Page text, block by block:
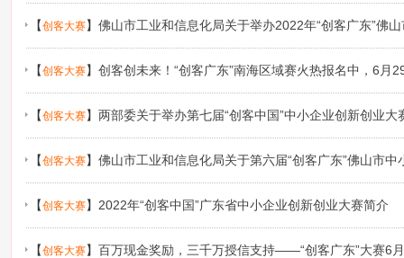
【创客大赛】 佛山市工业和信息化局关于举办2022年“创客广东”佛
通知
【创客大赛】 创客创未来！“创客广东”南海区域赛火热报名中，6月
【创客大赛】 两部委关于举办第七届“创客中国”中小企业创新创业大
【创客大赛】 佛山市工业和信息化局关于第六届“创客广东”佛山市
项目承办机构的公示
【创客大赛】 2022年“创客中国”广东省中小企业创新创业大赛简介
【创客大赛】 百万现金奖励，三千万授信支持——“创客广东”大赛6